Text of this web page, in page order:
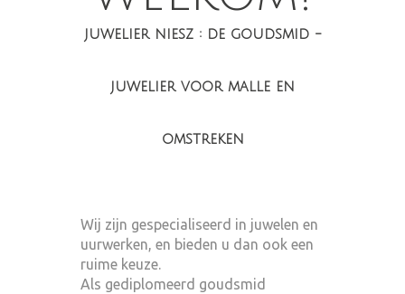
juwelier niesz : de goudsmid -
juwelier voor malle en
omstreken
Wij zijn gespecialiseerd in juwelen en
uurwerken, en bieden u dan ook een
ruime keuze.
Als gediplomeerd goudsmid